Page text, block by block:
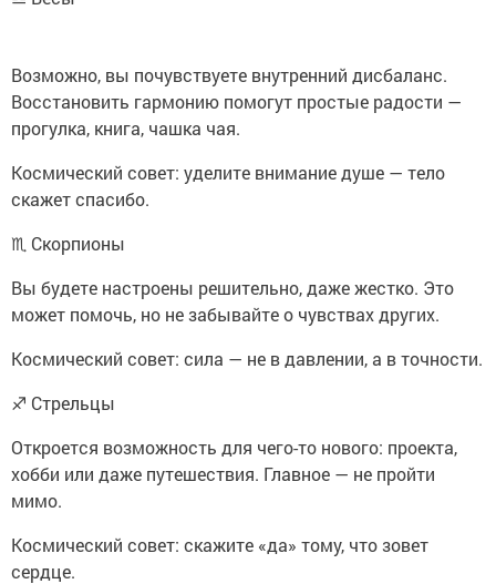
Возможно, вы почувствуете внутренний дисбаланс.
Восстановить гармонию помогут простые радости —
прогулка, книга, чашка чая.
Космический совет: уделите внимание душе — тело
скажет спасибо.
♏ Скорпионы
Вы будете настроены решительно, даже жестко. Это
может помочь, но не забывайте о чувствах других.
Космический совет: сила — не в давлении, а в точности.
♐ Стрельцы
Откроется возможность для чего-то нового: проекта,
хобби или даже путешествия. Главное — не пройти
мимо.
Космический совет: скажите «да» тому, что зовет
сердце.